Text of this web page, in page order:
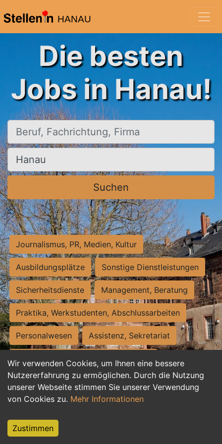
HANAU
Wir verwenden Cookies, um Ihnen eine bessere
Nutzererfahrung zu ermöglichen. Durch die Nutzung
unserer Webseite stimmen Sie unserer Verwendung
von Cookies zu. Mehr Informationen
Zustimmen
Die besten
Jobs in Hanau!
Beruf, Fachrichtung, Firma
Ort, Stadt
Suchen
Journalismus, PR, Medien, Kultur
Ausbildungsplätze Sonstige Dienstleistungen
Sicherheitsdienste Management, Beratung
Praktika, Werkstudenten, Abschlussarbeiten
Personalwesen Assistenz, Sekretariat
Hilfskräfte, Aushilfs- und Nebenjobs
Einkauf, Logistik, Materialwirtschaft
Weiterbildung, Studium, duale Ausbildung
Tourismus